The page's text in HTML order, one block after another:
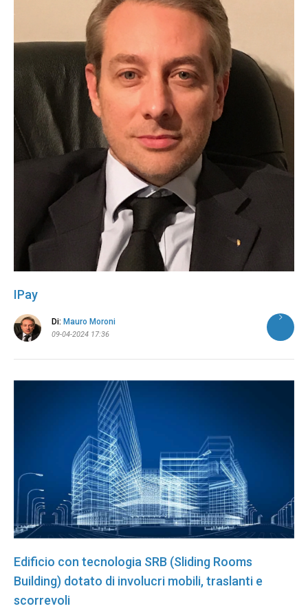
IPay
Di: Mauro Moroni
09-04-2024 17:36
Edificio con tecnologia SRB (Sliding Rooms
Building) dotato di involucri mobili, traslanti e
scorrevoli